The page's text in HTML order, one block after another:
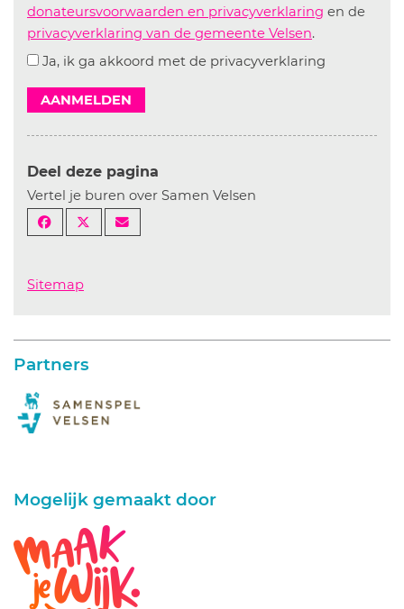
donateursvoorwaarden en privacyverklaring en de
privacyverklaring van de gemeente Velsen.
Ja, ik ga akkoord met de privacyverklaring
AANMELDEN
Deel deze pagina
Vertel je buren over Samen Velsen
Sitemap
Partners
Mogelijk gemaakt door